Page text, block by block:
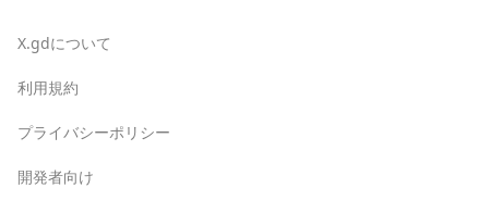
X.gdについて
利用規約
プライバシーポリシー
開発者向け